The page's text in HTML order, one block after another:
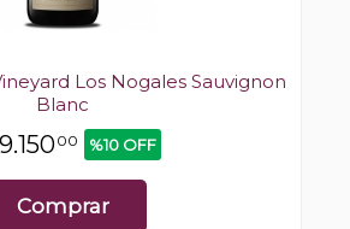
Los Nogales Sauvignon
Blanc
00 %10 OFF
Comprar